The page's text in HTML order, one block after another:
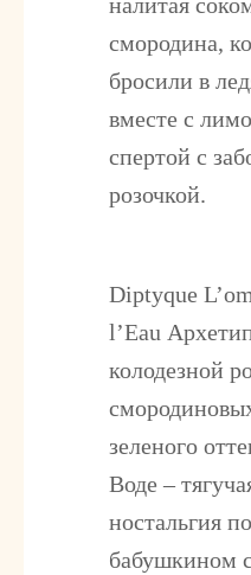
смородина,
бросили в
вместе с
спертой с
розочкой.
Diptyque
l’Eau
колодезной
зеленого
Воде –
ностальгия
бабушкином